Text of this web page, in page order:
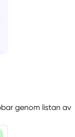
genom listan av